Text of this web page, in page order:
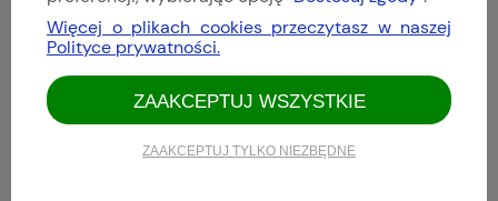
Więcej o plikach cookies przeczytasz w naszej
Polityce prywatności.
ZAAKCEPTUJ TYLKO NIEZBĘDNE
ZAAKCEPTUJ WSZYSTKIE